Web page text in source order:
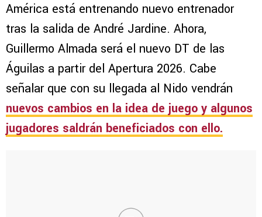
América está entrenando nuevo entrenador
tras la salida de André Jardine. Ahora,
Guillermo Almada será el nuevo DT de las
Águilas a partir del Apertura 2026. Cabe
señalar que con su llegada al Nido vendrán
nuevos cambios en la idea de juego y algunos
jugadores saldrán beneficiados con ello.